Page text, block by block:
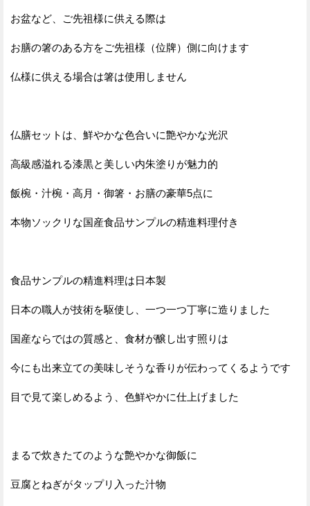
お盆など、ご先祖様に供える際は
お膳の箸のある方をご先祖様（位牌）側に向けます
仏様に供える場合は箸は使用しません
仏膳セットは、鮮やかな色合いに艶やかな光沢
高級感溢れる漆黒と美しい内朱塗りが魅力的
飯椀・汁椀・高月・御箸・お膳の豪華5点に
本物ソックリな国産食品サンプルの精進料理付き
食品サンプルの精進料理は日本製
日本の職人が技術を駆使し、一つ一つ丁寧に造りました
国産ならではの質感と、食材が醸し出す照りは
今にも出来立ての美味しそうな香りが伝わってくるようです
目で見て楽しめるよう、色鮮やかに仕上げました
まるで炊きたてのような艶やかな御飯に
豆腐とねぎがタップリ入った汁物